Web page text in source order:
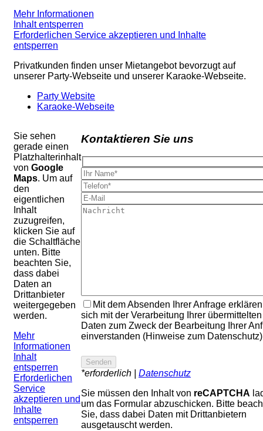
Mehr Informationen
Inhalt entsperren
Erforderlichen Service akzeptieren und Inhalte
entsperren
Privatkunden finden unser Mietangebot bevorzugt auf
unserer Party-Webseite und unserer Karaoke-Webseite.
Party Website
Karaoke-Webseite
Sie sehen
gerade einen
Platzhalterinhalt
von Google
Maps. Um auf
den
eigentlichen
Inhalt
zuzugreifen,
klicken Sie auf
die Schaltfläche
unten. Bitte
beachten Sie,
dass dabei
Daten an
Drittanbieter
weitergegeben
werden.
Mehr
Informationen
Inhalt
entsperren
Erforderlichen
Service
akzeptieren und
Inhalte
entsperren
Kontaktieren Sie uns
Mit dem Absenden Ihrer Anfrage
sich mit der Verarbeitung Ihrer übermittelten
Daten zum Zweck der Bearbeitung Ihrer
einverstanden (Hinweise zum Datenschutz)
*erforderlich | Datenschutz
Sie müssen den Inhalt von reCAPTCHA
um das Formular abzuschicken. Bitte
Sie, dass dabei Daten mit Drittanbietern
ausgetauscht werden.